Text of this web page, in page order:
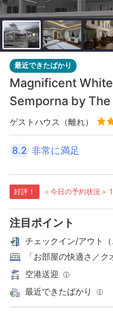
最近できたばかり
Magnificent
Semporna by
ゲストハウス（離れ）
8.2 非常に満足
好評！ ＜今日の予約状況＞
注目ポイント
チェックイン/アウト（
「お部屋の快適さ／
空港送迎
最近できたばかり